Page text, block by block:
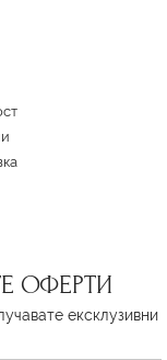
ОФЕРТИ
ексклузивни